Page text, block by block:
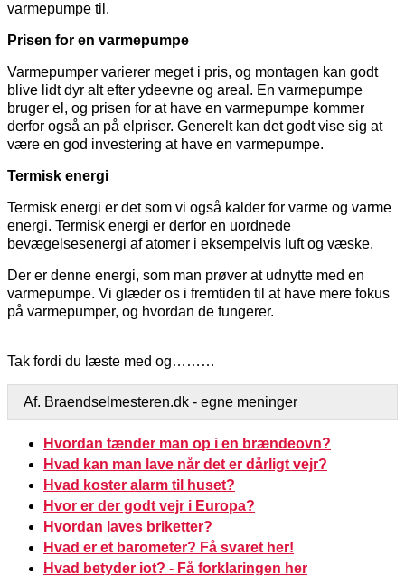
varmepumpe til.
Prisen for en varmepumpe
Varmepumper varierer meget i pris, og montagen kan godt
blive lidt dyr alt efter ydeevne og areal. En varmepumpe
bruger el, og prisen for at have en varmepumpe kommer
derfor også an på elpriser. Generelt kan det godt vise sig at
være en god investering at have en varmepumpe.
Termisk energi
Termisk energi er det som vi også kalder for varme og varme
energi. Termisk energi er derfor en uordnede
bevægelsesenergi af atomer i eksempelvis luft og væske.
Der er denne energi, som man prøver at udnytte med en
varmepumpe. Vi glæder os i fremtiden til at have mere fokus
på varmepumper, og hvordan de fungerer.
Tak fordi du læste med og………
Af. Braendselmesteren.dk - egne meninger
Hvordan tænder man op i en brændeovn?
Hvad kan man lave når det er dårligt vejr?
Hvad koster alarm til huset?
Hvor er der godt vejr i Europa?
Hvordan laves briketter?
Hvad er et barometer? Få svaret her!
Hvad betyder iot? - Få forklaringen her